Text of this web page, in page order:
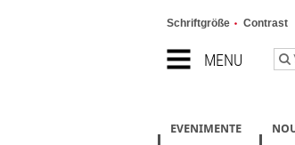
MENU
Schriftgröße Contrast
EVENIMENTE